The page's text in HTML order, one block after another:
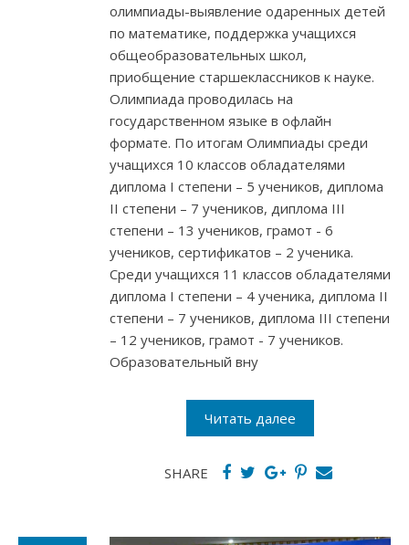
олимпиады-выявление одаренных детей
по математике, поддержка учащихся
общеобразовательных школ,
приобщение старшеклассников к науке.
Олимпиада проводилась на
государственном языке в офлайн
формате. По итогам Олимпиады среди
учащихся 10 классов обладателями
диплома І степени – 5 учеников, диплома
ІІ степени – 7 учеников, диплома ІІІ
степени – 13 учеников, грамот - 6
учеников, сертификатов – 2 ученика.
Среди учащихся 11 классов обладателями
диплома І степени – 4 ученика, диплома ІІ
степени – 7 учеников, диплома ІІІ степени
– 12 учеников, грамот - 7 учеников.
Образовательный вну
Читать далее
SHARE